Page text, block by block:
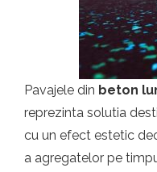
Pavajele din beton
reprezinta solutia
cu un efect estetic
a agregatelor pe